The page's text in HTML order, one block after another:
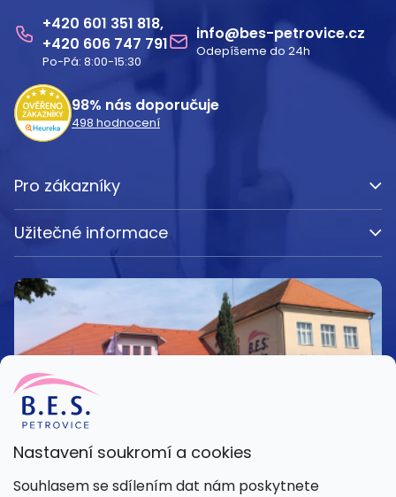
Nastavení soukromí a cookies
Souhlasem se sdílením dat nám poskytnete
601 351 818
606 747 791
Po-Pá: 8:00-15:30
info@bes-petrovice.cz
Odepíšeme do 24h
98% nás doporučuje
498 hodnocení
Pro zákazníky
Užitečné informace
Kamenná prodejna